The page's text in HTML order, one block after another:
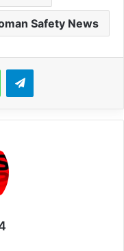
Safety News
WhatsAppTelegram